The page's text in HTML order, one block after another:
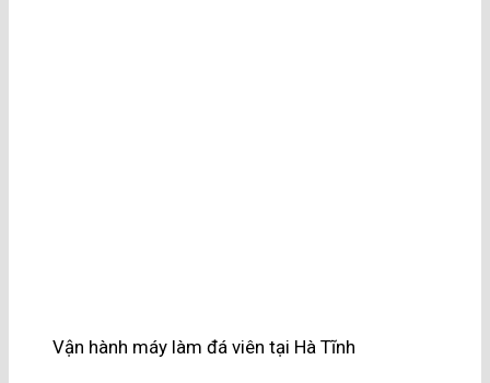
Vận hành máy làm đá viên tại Hà Tĩnh